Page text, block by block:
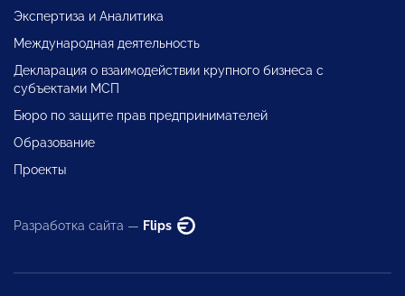
Экспертиза и Аналитика
Международная деятельность
Декларация о взаимодействии крупного бизнеса с
субъектами МСП
Бюро по защите прав предпринимателей
Образование
Проекты
Разработка сайта — Flips